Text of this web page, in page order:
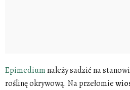
Epimediumnależy sadzić na
roślinę okrywową. Na przełomie